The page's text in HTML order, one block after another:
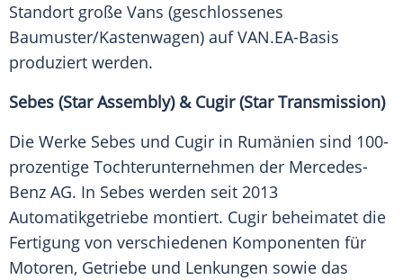
Standort große Vans (geschlossenes
Baumuster/Kastenwagen) auf VAN.EA-Basis
produziert werden.
Sebes (Star Assembly) & Cugir (Star Transmission)
Die Werke Sebes und Cugir in Rumänien sind 100-
prozentige Tochterunternehmen der Mercedes-
Benz AG. In Sebes werden seit 2013
Automatikgetriebe montiert. Cugir beheimatet die
Fertigung von verschiedenen Komponenten für
Motoren, Getriebe und Lenkungen sowie das